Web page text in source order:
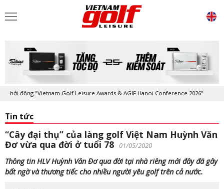
động "Vietnam Golf Leisure Awards & AGIF Hanoi Conference 2026"
Tin tức
“Cây đại thụ” của làng golf Việt Nam Huỳnh Văn
Đơ vừa qua đời ở tuổi 78 01/05/2020
Thông tin HLV Huỳnh Văn Đơ qua đời tại nhà riêng mới đây đã gây
bất ngờ và thương tiếc cho nhiều người yêu golf trên cả nước.